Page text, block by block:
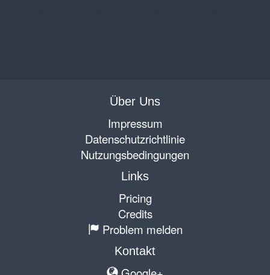
Über Uns
Impressum
Datenschutzrichtlinie
Nutzungsbedingungen
Links
Pricing
Credits
Problem melden
Kontakt